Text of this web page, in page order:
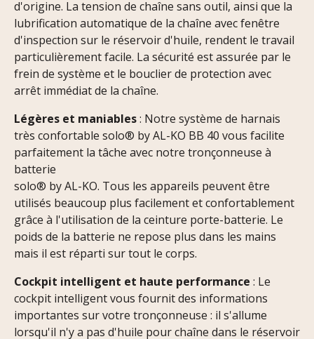
d'origine. La tension de chaîne sans outil, ainsi que la
lubrification automatique de la chaîne avec fenêtre
d'inspection sur le réservoir d'huile, rendent le travail
particulièrement facile. La sécurité est assurée par le
frein de système et le bouclier de protection avec
arrêt immédiat de la chaîne.
Légères et maniables: Notre système de harnais
très confortable solo® by AL-KO BB 40 vous facilite
parfaitement la tâche avec notre tronçonneuse à
batterie
solo® by AL-KO. Tous les appareils peuvent être
utilisés beaucoup plus facilement et confortablement
grâce à l'utilisation de la ceinture porte-batterie. Le
poids de la batterie ne repose plus dans les mains
mais il est réparti sur tout le corps.
Cockpit intelligent et haute performance : Le
cockpit intelligent vous fournit des informations
importantes sur votre tronçonneuse : il s'allume
lorsqu'il n'y a pas d'huile pour chaîne dans le réservoir